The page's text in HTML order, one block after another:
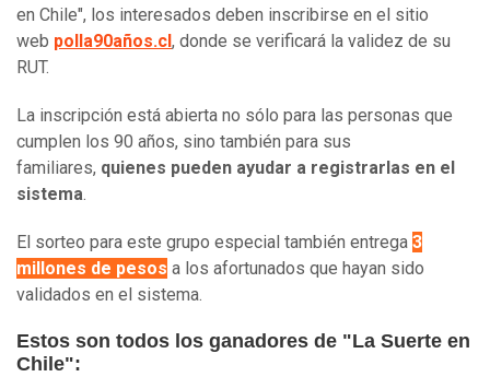
en Chile", los interesados deben inscribirse en el sitio
web polla90años.cl , donde se verificará la validez de su
RUT.
La inscripción está abierta no sólo para las personas que
cumplen los 90 años, sino también para sus
familiares, quienes pueden ayudar a registrarlas en el
sistema.
El sorteo para este grupo especial también entrega 3
millones de pesos a los afortunados que hayan sido
validados en el sistema.
Estos son todos los ganadores de "La Suerte en
Chile":